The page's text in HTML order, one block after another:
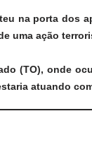
na porta dos
uma ação
(TO), onde
atuando